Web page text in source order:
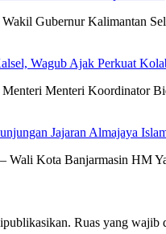
Gubernur Kalimantan
Wagub Ajak Perkuat
Menteri Koordinator
Jajaran Almajaya
Wali Kota Banjarmasin HM
Ruas yang wajib